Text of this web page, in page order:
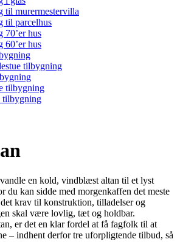
til murermestervilla
til parcelhus
70’er hus
60’er hus
tilbygning
tilbygning
tilbygning
en kold, vindblæst altan til et lyst
du kan sidde med morgenkaffen det meste
krav til konstruktion, tilladelser og
skal være lovlig, tæt og holdbar.
er det en klar fordel at få fagfolk til at
– indhent derfor tre uforpligtende tilbud, så